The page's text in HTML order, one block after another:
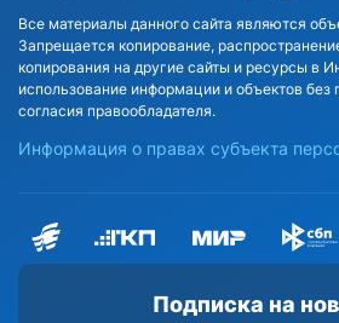
Подписка на
Все материалы данного сайта являются
Запрещается копирование,
копирования на другие сайты и ресурсы в
использование информации и объектов без
согласия правообладателя.
Информация о правах субъекта